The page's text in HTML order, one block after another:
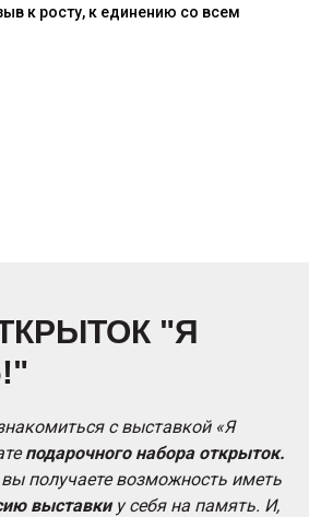
к росту, к единению со всем
"Я
с выставкой «Я
подарочного набора открыток.
получаете возможность иметь
выставкиу себя на память. И,